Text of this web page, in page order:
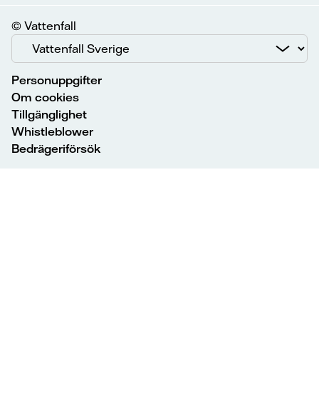
© Vattenfall
Personuppgifter
Om cookies
Tillgänglighet
Whistleblower
Bedrägeriförsök